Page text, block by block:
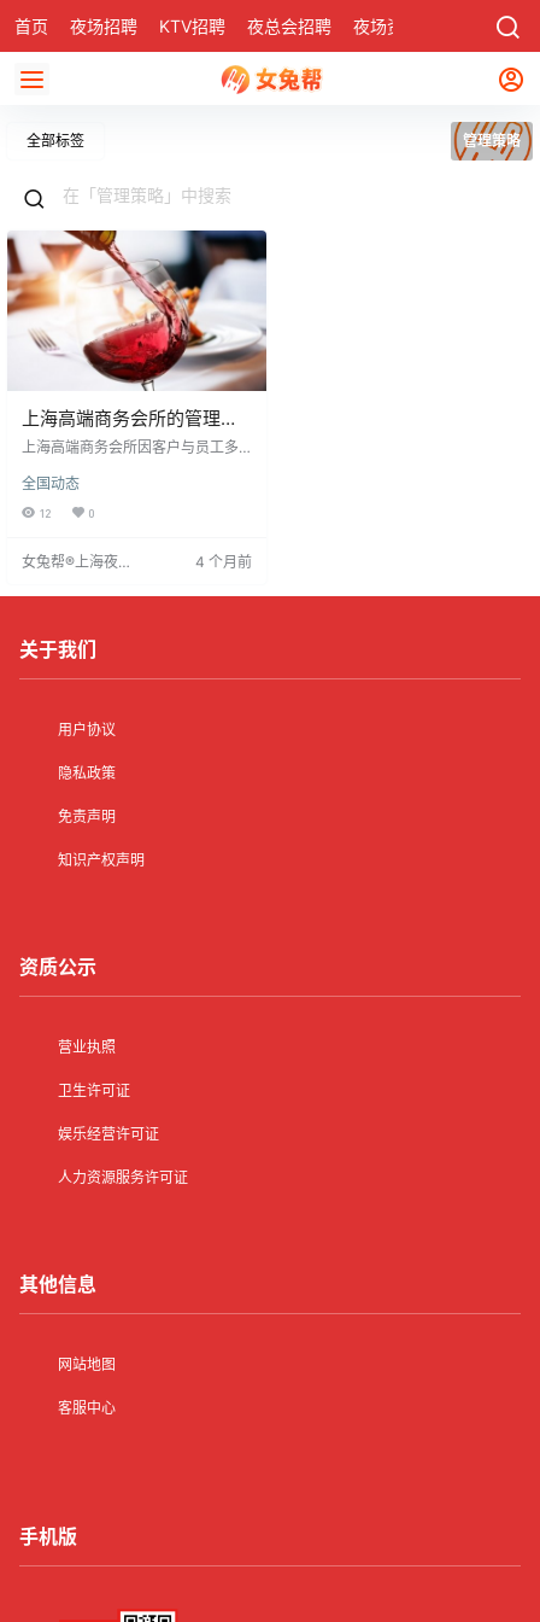
首页 夜场招聘 KTV招聘 夜总会招聘 夜场资讯 社区
全部标签 管理策略
上海高端商务会所的管理与
招聘策略
上海高端商务会所因客户与员工多
个体采用差异化管理，强调包容与
洞察力，鼓励发挥长处。管理应以
造力。会所招聘注重选拔创新人
是会所发展的核心。通过有效管理
全国动态
12 0
女兔帮®上海夜场
4 个月前
关于我们
用户协议
隐私政策
免责声明
知识产权声明
资质公示
营业执照
卫生许可证
娱乐经营许可证
人力资源服务许可证
其他信息
网站地图
客服中心
手机版